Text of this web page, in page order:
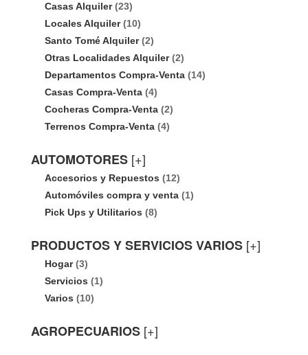
Casas Alquiler(23)
Locales Alquiler(10)
Santo Tomé Alquiler(2)
Otras Localidades Alquiler(2)
Departamentos Compra-Venta (14)
Casas Compra-Venta (4)
Cocheras Compra-Venta (2)
Terrenos Compra-Venta (4)
AUTOMOTORES [+]
Accesorios y Repuestos (12)
Automóviles compra y venta (1)
Pick Ups y Utilitarios (8)
PRODUCTOS Y SERVICIOS VARIOS [+]
Hogar(3)
Servicios (1)
Varios (10)
AGROPECUARIOS [+]